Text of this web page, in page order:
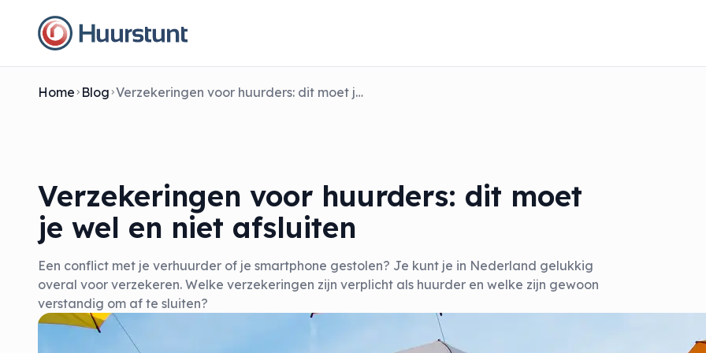
Home Blog Verzekeringen voor huurders: dit moet je wel en niet afsluiten
Verzekeringen voor huurders: dit moet
je wel en niet afsluiten
Een conflict met je verhuurder of je smartphone gestolen? Je kunt je in Nederland gelukkig
overal voor verzekeren. Welke verzekeringen zijn verplicht als huurder en welke zijn gewoon
verstandig om af te sluiten?